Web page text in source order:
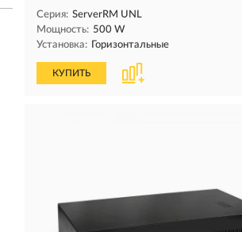
Серия: ServerRM UNL
Мощность: 500 W
Установка: Горизонтальные
КУПИТЬ